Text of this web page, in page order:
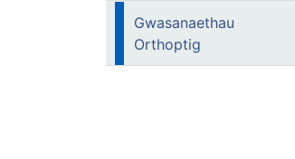
Gwasanaethau
Orthoptig